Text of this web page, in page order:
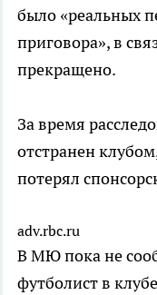
было «реальных
приговора», в
прекращено.
За время
отстранен
потерял
adv.rbc.ru
В МЮ пока не
футболист в